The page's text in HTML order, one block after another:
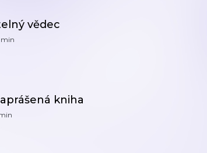
vědec
min
kniha